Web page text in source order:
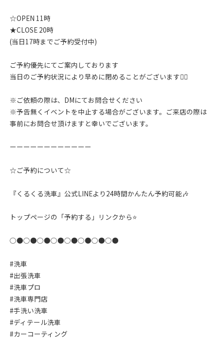
☆OPEN 11時
★CLOSE 20時
(当日17時までご予約受付中)
ご予約優先にてご案内しております
当日のご予約状況により早めに閉めることがございます🙇‍♂️
※ご依頼の際は、DMにてお問合せください
※予告無くイベントを中止する場合がございます。ご来店の際は
事前にお問合せ頂けますと幸いでございます。
ーーーーーーーーーーーー
☆ご予約について☆
『くるくる洗車』公式LINEより24時間かんたん予約可能🎶
トップページの「予約する」リンクから⭐️
○●○●○●○●○●○●○●○●
#洗車
#出張洗車
#洗車プロ
#洗車専門店
#手洗い洗車
#ディテール洗車
#カーコーティング